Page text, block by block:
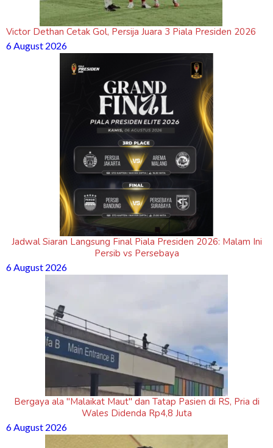
Victor Dethan Cetak Gol, Persija Juara 3 Piala Presiden 2026
6 August 2026
Jadwal Siaran Langsung Final Piala Presiden 2026: Malam Ini
Persib vs Persebaya
6 August 2026
Bergaya ala "Malaikat Maut" dan Tatap Pasien di RS, Pria di
Wales Didenda Rp4,8 Juta
6 August 2026